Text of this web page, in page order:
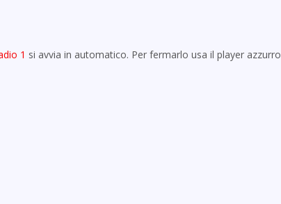
1 si avvia in automatico. Per fermarlo usa il player azzurro